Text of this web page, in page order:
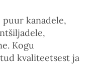
kanadele,
Kogu
kvaliteetsest ja